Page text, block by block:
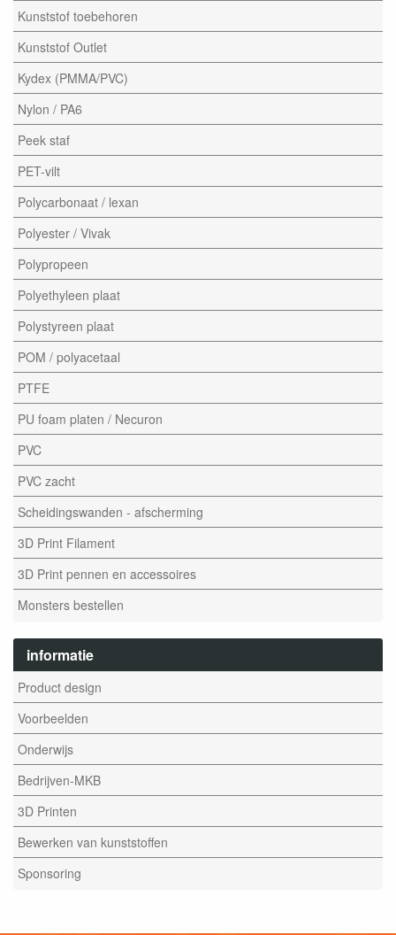
Kunststof toebehoren
Kunststof Outlet
Kydex (PMMA/PVC)
Nylon / PA6
Peek staf
PET-vilt
Polycarbonaat / lexan
Polyester / Vivak
Polypropeen
Polyethyleen plaat
Polystyreen plaat
POM / polyacetaal
PTFE
PU foam platen / Necuron
PVC
PVC zacht
Scheidingswanden - afscherming
3D Print Filament
3D Print pennen en accessoires
Monsters bestellen
informatie
Product design
Voorbeelden
Onderwijs
Bedrijven-MKB
3D Printen
Bewerken van kunststoffen
Sponsoring